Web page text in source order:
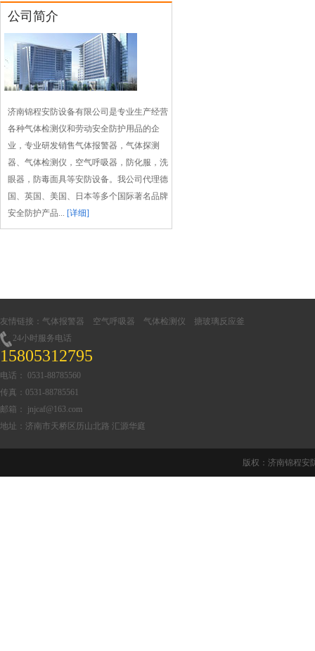
公司简介
济南锦程安防设备有限公司是专业生产经营
各种气体检测仪和劳动安全防护用品的企
业，专业研发销售气体报警器，气体探测
器、气体检测仪，空气呼吸器，防化服，洗
眼器，防毒面具等安防设备。我公司代理德
国、英国、美国、日本等多个国际著名品牌
安全防护产品... [详细]
友情链接： 气体报警器 空气呼吸器 气体检测仪
搪玻璃反应釜
24小时服务电话
15805312795
电话： 0531-88785560
传真：0531-88785561
邮箱： jnjcaf@163.com
地址：济南市天桥区历山北路 汇源华庭
版权：济南锦程安